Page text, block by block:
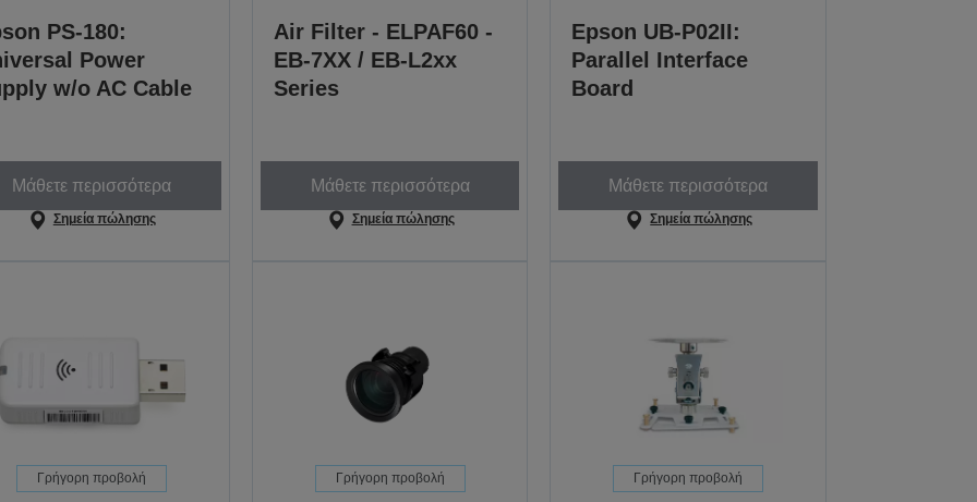
PS-180:
Power
w/o AC Cable
Μάθετε περισσότερα
Σημεία πώλησης
Air Filter - ELPAF60 -
EB-7XX / EB-L2xx
Series
Μάθετε περισσότερα
Σημεία πώλησης
Epson UB-P02II:
Parallel Interface
Board
Μάθετε περισσότερα
Σημεία πώλησης
Γρήγορη προβολή Γρήγορη προβολή Γρήγορη προβολή